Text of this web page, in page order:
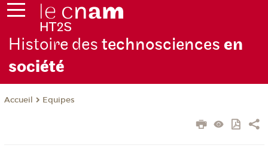
Histoire des technosciences en
société
Accueil Equipes